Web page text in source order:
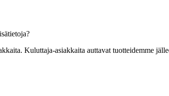
Kuluttaja-asiakkaita auttavat tuotteidemme